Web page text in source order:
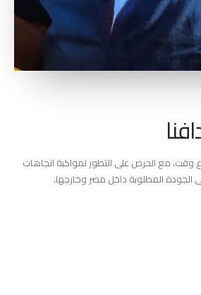
مع الحرص على التطور لمواكبة اتجاهات
الجودة المطلوبة داخل مصر وخارجها.